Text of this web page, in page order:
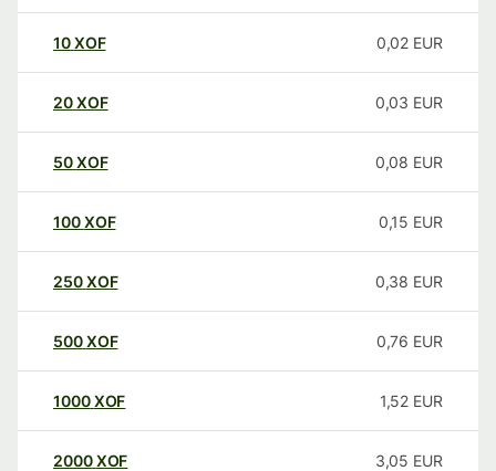
10XOF 0,02 EUR
20XOF 0,03 EUR
50XOF 0,08 EUR
100XOF 0,15 EUR
250XOF 0,38 EUR
500XOF 0,76 EUR
1000XOF 1,52 EUR
2000XOF 3,05 EUR